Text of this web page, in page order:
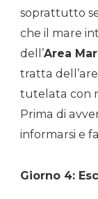
soprattutto
che il mare
dell’Area
tratta
tutelata con
Prima di
informarsi e
Giorno 4: